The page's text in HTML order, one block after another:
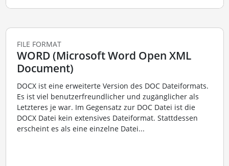
FILE FORMAT
WORD (Microsoft Word Open XML
Document)
DOCX ist eine erweiterte Version des DOC Dateiformats.
Es ist viel benutzerfreundlicher und zugänglicher als
Letzteres je war. Im Gegensatz zur DOC Datei ist die
DOCX Datei kein extensives Dateiformat. Stattdessen
erscheint es als eine einzelne Datei...